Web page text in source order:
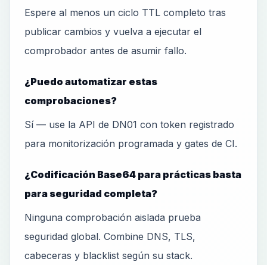
Espere al menos un ciclo TTL completo tras
publicar cambios y vuelva a ejecutar el
comprobador antes de asumir fallo.
¿Puedo automatizar estas
comprobaciones?
Sí — use la API de DN01 con token registrado
para monitorización programada y gates de CI.
¿Codificación Base64 para prácticas basta
para seguridad completa?
Ninguna comprobación aislada prueba
seguridad global. Combine DNS, TLS,
cabeceras y blacklist según su stack.